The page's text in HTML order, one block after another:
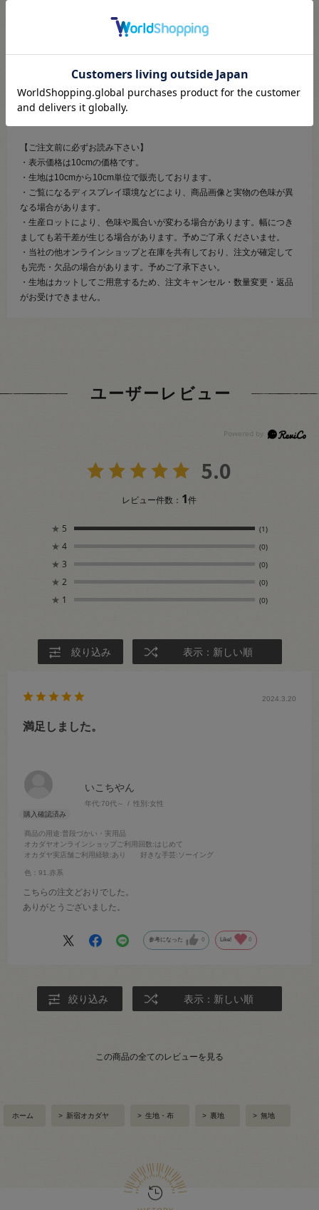
着心地がよく、着脱しやすくなります。
ツ、コートの裏地におすすめです。
またドレープも綺麗に出るのでドレスやワンピースにもおすすめです。
お洗濯はドライクリーニング可、アイロンはあて布をして中温でかけて
ください。（水洗い不可）
【ご注文前に必ずお読み下さい】
・表示価格は10cmの価格です。
・生地は10cmから10cm単位で販売しております。
・ご覧になるディスプレイ環境などにより、商品画像と実物の色味が異
なる場合があります。
・生産ロットにより、色味や風合いが変わる場合があります。幅につき
ましても若干差が生じる場合があります。予めご了承くださいませ。
・当社の他オンラインショップと在庫を共有しており、注文が確定して
も完売・欠品の場合があります。予めご了承下さい。
・生地はカットしてご用意するため、注文キャンセル・数量変更・返品
がお受けできません。
ユーザーレビュー
5.0
レビュー件数： 1件
★ 5 (1)
★ 4 (0)
★ 3 (0)
★ 2 (0)
★ 1 (0)
絞り込み 表示：新しい順
いこちやん
年代:70代～ 性別:女性
商品の用途:普段づかい・実用品
オカダヤオンラインショップご利用回数:はじめて
オカダヤ実店舗ご利用経験:あり 好きな手芸:ソーイング
色：91.赤系
2024.3.20
満足しました。
こちらの注文どおりでした。
ありがとうございました。
参考になった 0 Like! 0
絞り込み 表示：新しい順
この商品の全てのレビューを見る
ホーム > 新宿オカダヤ > 生地・布 > 裏地 > 無地